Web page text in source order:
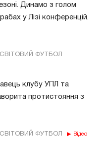
Динамо з голом
у Лізі конференцій.
СВІТОВИЙ ФУТБОЛ
клубу УПЛ та
протистояння з
| СВІТОВИЙ ФУТБОЛ Відео